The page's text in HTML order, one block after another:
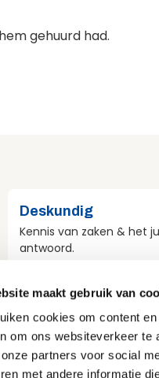
maakt gebruik van
cookies om content
om ons websiteverkeer
partners voor social
met andere informatie
gehuurd had.
Deskundig
Kennis van zaken & het
antwoord.
Aandacht voor
bij alles wat we doen.